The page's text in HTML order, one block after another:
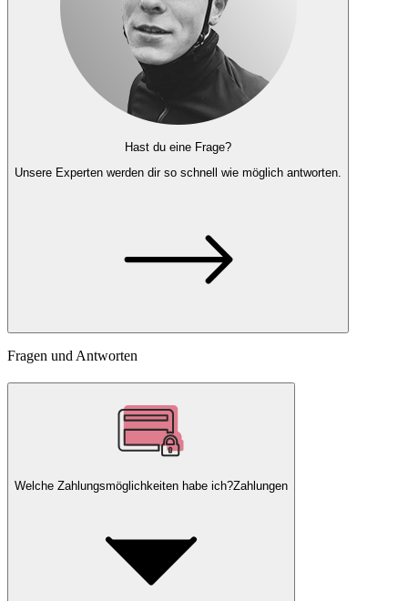
Hast du eine Frage?
Unsere Experten werden dir so schnell wie möglich antworten.
Fragen und Antworten
Welche Zahlungsmöglichkeiten habe ich?Zahlungen